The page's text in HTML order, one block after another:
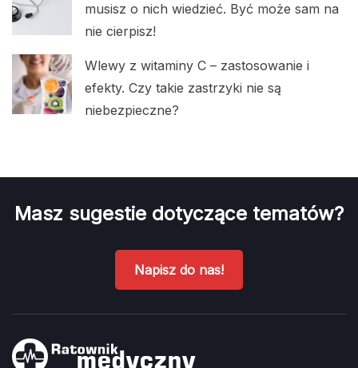
musisz o nich wiedzieć. Być może sam na
nie cierpisz!
Wlewy z witaminy C – zastosowanie i
efekty. Czy takie zastrzyki nie są
niebezpieczne?
Masz sugestie dotyczące tematów?
Napisz do nas!